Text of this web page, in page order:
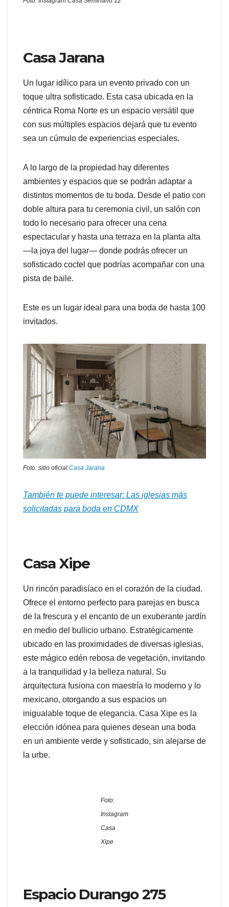
Casa Jarana
Un lugar idílico para un evento privado con un
toque ultra sofisticado. Esta casa ubicada en la
céntrica Roma Norte es un espacio versátil que
con sus múltiples espacios dejará que tu evento
sea un cúmulo de experiencias especiales.
A lo largo de la propiedad hay diferentes
ambientes y espacios que se podrán adaptar a
distintos momentos de tu boda. Desde el patio con
doble altura para tu ceremonia civil, un salón con
todo lo necesario para ofrecer una cena
espectacular y hasta una terraza en la planta alta
—la joya del lugar— donde podrás ofrecer un
sofisticado coctel que podrías acompañar con una
pista de baile.
Este es un lugar ideal para una boda de hasta 100
invitados.
Foto: sitio oficial Casa Jarana
También te puede interesar: Las iglesias más
solicitadas para boda en CDMX
Casa Xipe
Un rincón paradisíaco en el corazón de la ciudad.
Ofrece el entorno perfecto para parejas en busca
de la frescura y el encanto de un exuberante jardín
en medio del bullicio urbano. Estratégicamente
ubicado en las proximidades de diversas iglesias,
este mágico edén rebosa de vegetación, invitando
a la tranquilidad y la belleza natural. Su
arquitectura fusiona con maestría lo moderno y lo
mexicano, otorgando a sus espacios un
inigualable toque de elegancia. Casa Xipe es la
elección idónea para quienes desean una boda
en un ambiente verde y sofisticado, sin alejarse de
la urbe.
Foto:
Instagram
Casa
Xipe
Espacio Durango 275